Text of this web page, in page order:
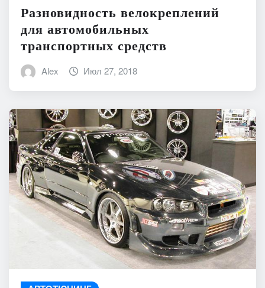
Разновидность велокреплений
для автомобильных
транспортных средств
Alex Июл 27, 2018